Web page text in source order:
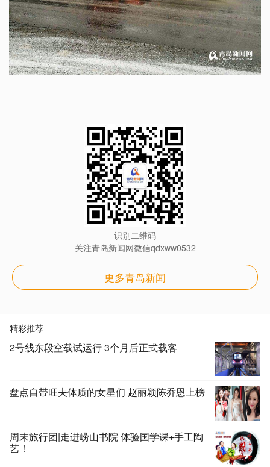
识别二维码
关注青岛新闻网微信qdxww0532
更多青岛新闻
精彩推荐
2号线东段空载试运行 3个月后正式载客
盘点自带旺夫体质的女星们 赵丽颖陈乔恩上榜
周末旅行团|走进崂山书院 体验国学课+手工陶
艺！